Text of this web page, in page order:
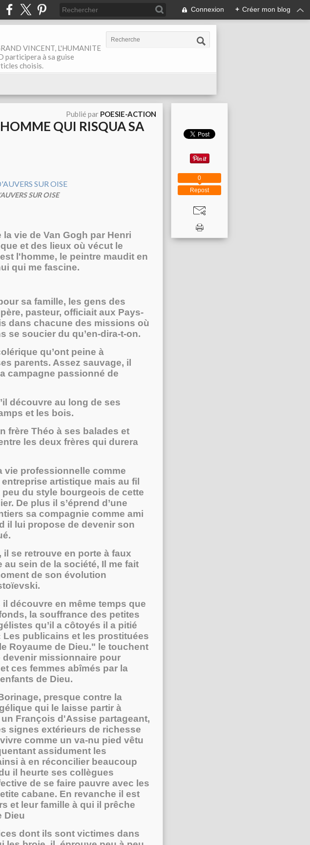
Connexion + Créer mon blog
VINCENT, L'HUMANITE
participera à sa guise
choisis.
Publié par POESIE-ACTION
QUI RISQUA SA
SUR OISE
vie de Van Gogh par Henri
et des lieux où vécut le
l'homme, le peintre maudit en
qui me fascine.
sa famille, les gens des
pasteur, officiait aux Pays-
dans chacune des missions où
se soucier du qu’en-dira-t-on.
qu’ont peine à
parents. Assez sauvage, il
campagne passionné de
découvre au long de ses
et les bois.
frère Théo à ses balades et
les deux frères qui durera
vie professionnelle comme
artistique mais au fil
du style bourgeois de cette
De plus il s’éprend d’une
sa compagnie comme ami
il lui propose de devenir son
se retrouve en porte à faux
au sein de la société, Il me fait
de son évolution
découvre en même temps que
la souffrance des petites
qu’il a côtoyés il a pitié
Les publicains et les prostituées
Royaume de Dieu." le touchent
missionnaire pour
ces femmes abîmés par la
de Dieu.
presque contre la
qui le laisse partir à
François d'Assise partageant,
signes extérieurs de richesse
comme un va-nu pied vêtu
assidument les
à en réconcilier beaucoup
il heurte ses collègues
de se faire pauvre avec les
cabane. En revanche il est
et leur famille à qui il prêche
Dieu
dont ils sont victimes dans
Repost
0